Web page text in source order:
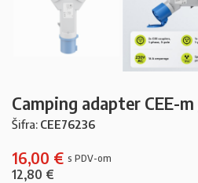
Camping adapter CEE-m
Šifra: CEE76236
16,00 €
12,80 €